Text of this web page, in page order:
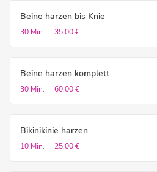
Beine harzen bis Knie
30 Min. 35,00 €
Beine harzen komplett
30 Min. 60,00 €
Bikinikinie harzen
10 Min. 25,00 €